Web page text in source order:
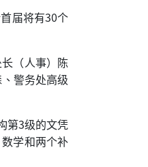
届将有30个
（人事）陈
警务处高级
第3级的文凭
学和两个补